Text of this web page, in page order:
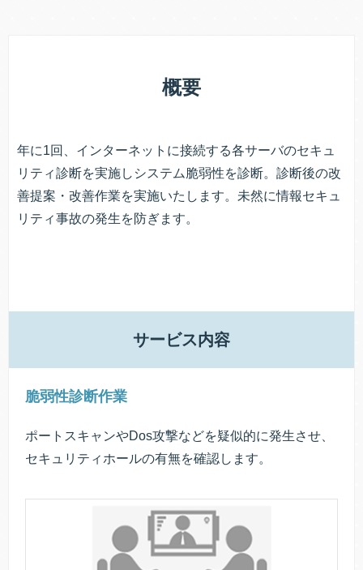
概要
年に1回、インターネットに接続する各サーバのセキュ
リティ診断を実施しシステム脆弱性を診断。診断後の改
善提案・改善作業を実施いたします。未然に情報セキュ
リティ事故の発生を防ぎます。
サービス内容
脆弱性診断作業
ポートスキャンやDos攻撃などを疑似的に発生させ、
セキュリティホールの有無を確認します。